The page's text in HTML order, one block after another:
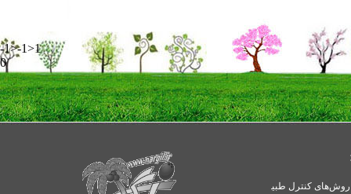
-1>-1>1
0